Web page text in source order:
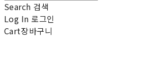
Search 검색
Log In 로그인
Cart장바구니